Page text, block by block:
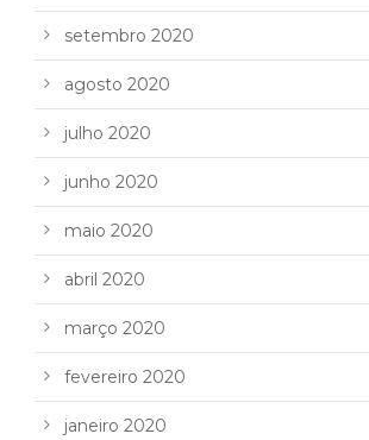
setembro 2020
agosto 2020
julho 2020
junho 2020
maio 2020
abril 2020
março 2020
fevereiro 2020
janeiro 2020